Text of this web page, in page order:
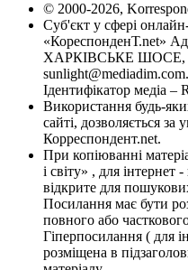
© 2000-2026,
Суб'єкт у сфері
«КореспонденТ.net»
ХАРКІВСЬКЕ ШОСЕ,
Ідентифікатор медіа –
Використання будь-
сайті, дозволяється
Корреспондент.net.
При копіюванні
і світу» , для
відкрите для
Посилання має бути
повного або
Гіперпосилання ( для
розміщена в